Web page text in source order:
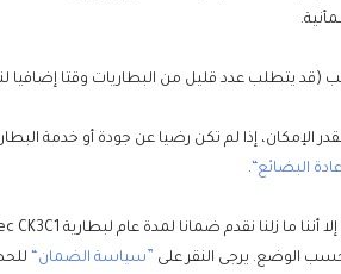
البضائع“ .
الوضع. يرجى النقر على
”سياسة الضمان“